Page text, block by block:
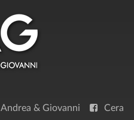
Andrea & Giovanni Cera